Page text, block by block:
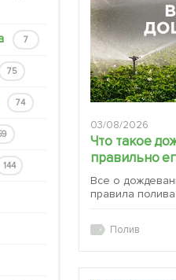
7
75
74
144
03/08/2026
Что такое
правильно
Все о
правила полива
Полив